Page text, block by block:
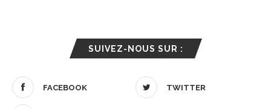
SUIVEZ-NOUS SUR :
FACEBOOK TWITTER